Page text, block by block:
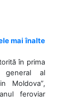
mai înalte
în prima
general al
Moldova”,
feroviar